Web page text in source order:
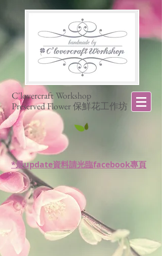
C'lovercraft Workshop
Preserved Flower 保鮮花工作坊
*最update資料請光臨facebook專頁